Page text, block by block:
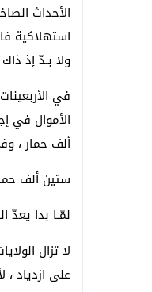
الأحداث
استهلاكية
ولا بـدّ إذ
في
الأموال في
ألف حمار ،
ستين ألف
لمّـا بدا
لا تزال
على ازدياد ،